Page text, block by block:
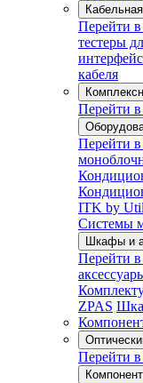
Перейти
тестеры
кабеля
Перейти
Перейти
ITK by
Системы
Шкафы и
Перейти
ZPAS
Перейти